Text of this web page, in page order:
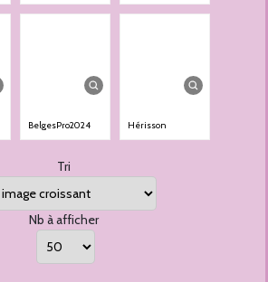
BelgesPro2024 Hérisson
Tri
Nb à afficher